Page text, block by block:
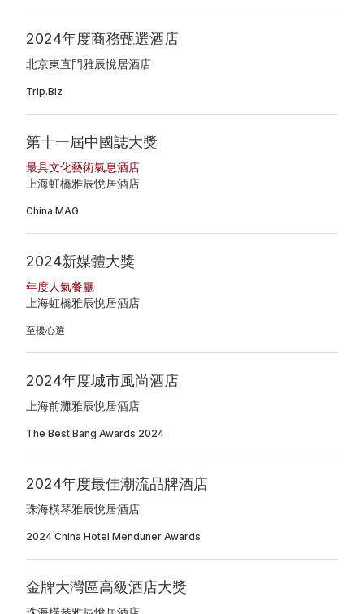
2024年度商務甄選酒店
北京東直門雅辰悅居酒店
Trip.Biz
第十一屆中國誌大獎
最具文化藝術氣息酒店
上海虹橋雅辰悅居酒店
China MAG
2024新媒體大獎
年度人氣餐廳
上海虹橋雅辰悅居酒店
至優心選
2024年度城市風尚酒店
上海前灘雅辰悅居酒店
The Best Bang Awards 2024
2024年度最佳潮流品牌酒店
珠海橫琴雅辰悅居酒店
2024 China Hotel Menduner Awards
金牌大灣區高級酒店大獎